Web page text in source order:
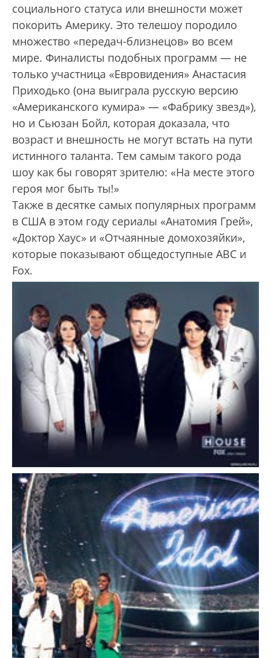
социального статуса или внешности может
покорить Америку. Это телешоу породило
множество «передач-близнецов» во всем
мире. Финалисты подобных программ — не
только участница «Евровидения» Анастасия
Приходько (она выиграла русскую версию
«Американского кумира» — «Фабрику звезд»),
но и Сьюзан Бойл, которая доказала, что
возраст и внешность не могут встать на пути
истинного таланта. Тем самым такого рода
шоу как бы говорят зрителю: «На месте этого
героя мог быть ты!»
Также в десятке самых популярных программ
в США в этом году сериалы «Анатомия Грей»,
«Доктор Хаус» и «Отчаянные домохозяйки»,
которые показывают общедоступные ABC и
Fox.